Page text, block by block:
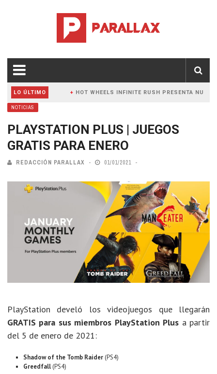
LO ÚLTIMO HOT WHEELS INFINITE RUSH PRESENTA NUEVO
NOTICIAS
PLAYSTATION PLUS | JUEGOS
GRATIS PARA ENERO
REDACCIÓN PARALLAX 01/01/2021
PlayStation develó los videojuegos que llegarán
GRATIS para sus miembros PlayStation Plus a partir
del 5 de enero de 2021:
Shadow of the Tomb Raider (PS4)
Greedfall (PS4)